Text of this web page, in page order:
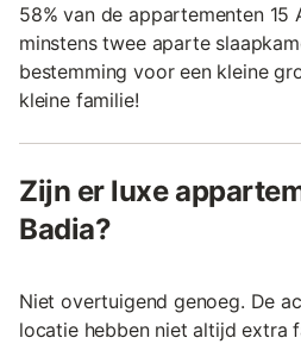
58% van de appartementen 15
minstens twee aparte
bestemming voor een kleine
kleine familie!
Zijn er luxe
Badia?
Niet overtuigend genoeg. De
locatie hebben niet altijd extra